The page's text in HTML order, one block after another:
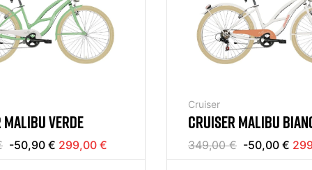
MALIBU VERDE
-50,90 € 299,00 €
Cruiser
CRUISER MALIBU
349,00 € -50,00 €